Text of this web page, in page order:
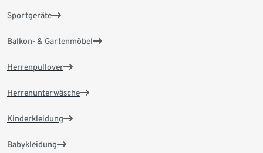
Sportgeräte
Balkon- & Gartenmöbel
Herrenpullover
Herrenunterwäsche
Kinderkleidung
Babykleidung